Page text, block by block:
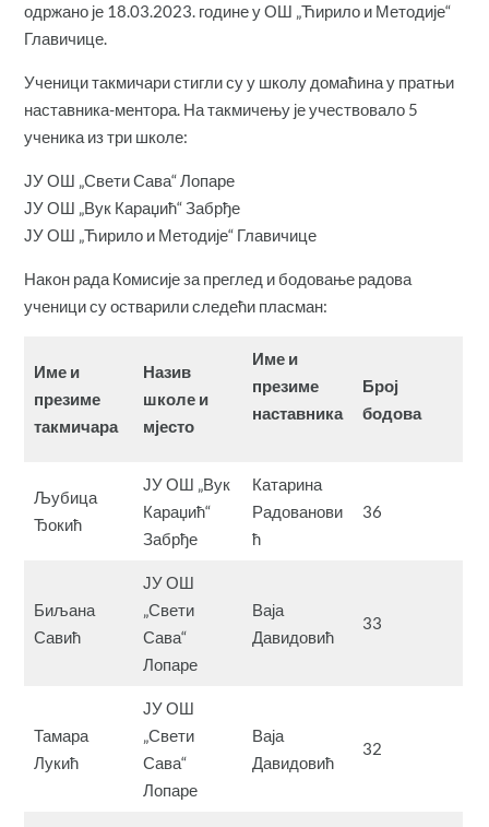
одржано је 18.03.2023. године у ОШ „Ћирило и Методије“
Главичице.
Ученици такмичари стигли су у школу домаћина у пратњи
наставника-ментора. На такмичењу је учествовало 5
ученика из три школе:
ЈУ ОШ „Свети Сава“ Лопаре
ЈУ ОШ „Вук Караџић“ Забрђе
ЈУ ОШ „Ћирило и Методије“ Главичице
Након рада Комисије за преглед и бодовање радова
ученици су остварили следећи пласман:
Име и
презиме
такмичара
Назив
школе и
мјесто
Име и
презиме
наставника
Број
бодова
Љубица
Ђокић
ЈУ ОШ „Вук
Караџић“
Забрђе
Катарина
Радованови
ћ
36
Биљана
Савић
ЈУ ОШ
„Свети
Сава“
Лопаре
Ваја
Давидовић
33
Тамара
Лукић
ЈУ ОШ
„Свети
Сава“
Лопаре
Ваја
Давидовић
32